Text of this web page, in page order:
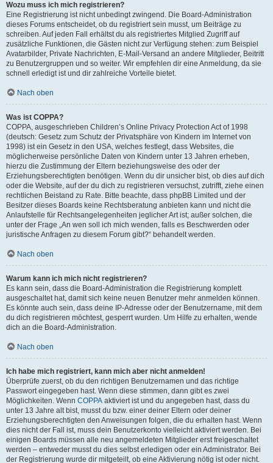
Wozu muss ich mich registrieren?
Eine Registrierung ist nicht unbedingt zwingend. Die Board-Administration
dieses Forums entscheidet, ob du registriert sein musst, um Beiträge zu
schreiben. Auf jeden Fall erhältst du als registriertes Mitglied Zugriff auf
zusätzliche Funktionen, die Gästen nicht zur Verfügung stehen: zum Beispiel
Avatarbilder, Private Nachrichten, E-Mail-Versand an andere Mitglieder, Beitritt
zu Benutzergruppen und so weiter. Wir empfehlen dir eine Anmeldung, da sie
schnell erledigt ist und dir zahlreiche Vorteile bietet.
Nach oben
Was ist COPPA?
COPPA, ausgeschrieben Children’s Online Privacy Protection Act of 1998
(deutsch: Gesetz zum Schutz der Privatsphäre von Kindern im Internet von
1998) ist ein Gesetz in den USA, welches festlegt, dass Websites, die
möglicherweise persönliche Daten von Kindern unter 13 Jahren erheben,
hierzu die Zustimmung der Eltern beziehungsweise des oder der
Erziehungsberechtigten benötigen. Wenn du dir unsicher bist, ob dies auf dich
oder die Website, auf der du dich zu registrieren versuchst, zutrifft, ziehe einen
rechtlichen Beistand zu Rate. Bitte beachte, dass phpBB Limited und der
Besitzer dieses Boards keine Rechtsberatung anbieten kann und nicht die
Anlaufstelle für Rechtsangelegenheiten jeglicher Art ist; außer solchen, die
unter der Frage „An wen soll ich mich wenden, falls es Beschwerden oder
juristische Anfragen zu diesem Forum gibt?“ behandelt werden.
Nach oben
Warum kann ich mich nicht registrieren?
Es kann sein, dass die Board-Administration die Registrierung komplett
ausgeschaltet hat, damit sich keine neuen Benutzer mehr anmelden können.
Es könnte auch sein, dass deine IP-Adresse oder der Benutzername, mit dem
du dich registrieren möchtest, gesperrt wurden. Um Hilfe zu erhalten, wende
dich an die Board-Administration.
Nach oben
Ich habe mich registriert, kann mich aber nicht anmelden!
Überprüfe zuerst, ob du den richtigen Benutzernamen und das richtige
Passwort eingegeben hast. Wenn diese stimmen, dann gibt es zwei
Möglichkeiten. Wenn COPPA aktiviert ist und du angegeben hast, dass du
unter 13 Jahre alt bist, musst du bzw. einer deiner Eltern oder deiner
Erziehungsberechtigten den Anweisungen folgen, die du erhalten hast. Wenn
dies nicht der Fall ist, muss dein Benutzerkonto vielleicht aktiviert werden. Bei
einigen Boards müssen alle neu angemeldeten Mitglieder erst freigeschaltet
werden – entweder musst du dies selbst erledigen oder ein Administrator. Bei
der Registrierung wurde dir mitgeteilt, ob eine Aktivierung nötig ist oder nicht.